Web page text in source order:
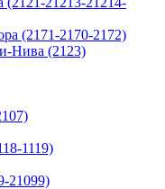
(2171-2170-2172)
Нива (2123)
1119)
21099)